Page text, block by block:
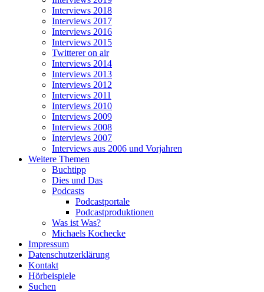
Interviews 2018
Interviews 2017
Interviews 2016
Interviews 2015
Twitterer on air
Interviews 2014
Interviews 2013
Interviews 2012
Interviews 2011
Interviews 2010
Interviews 2009
Interviews 2008
Interviews 2007
Interviews aus 2006 und Vorjahren
Weitere Themen
Buchtipp
Dies und Das
Podcasts
Podcastportale
Podcastproduktionen
Was ist Was?
Michaels Kochecke
Impressum
Datenschutzerklärung
Kontakt
Hörbeispiele
Suchen